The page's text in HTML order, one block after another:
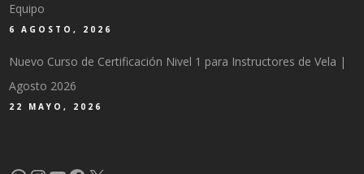
Equipo
6 AGOSTO, 2026
Nuevo Curso de Certificación Nivel 1 para Instructores de Vela |
Agosto 2026
22 MAYO, 2026